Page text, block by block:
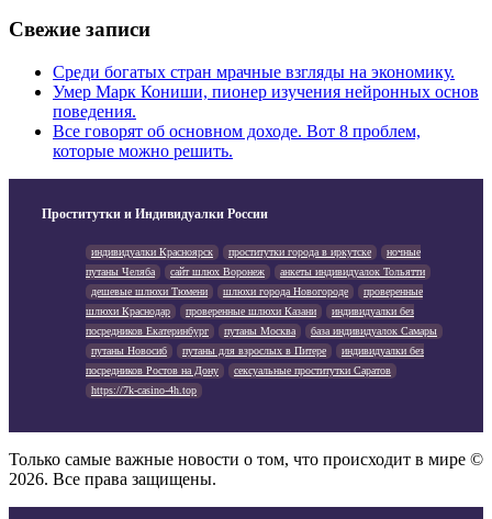
Свежие записи
Среди богатых стран мрачные взгляды на экономику.
Умер Марк Кониши, пионер изучения нейронных основ
поведения.
Все говорят об основном доходе. Вот 8 проблем,
которые можно решить.
Проститутки и Индивидуалки России
индивидуалки Красноярск проститутки города в иркутске
ночные
путаны Челяба
сайт шлюх Воронеж
анкеты индивидуалок Тольятти
дешевые шлюхи Тюмени
шлюхи города Новогороде
проверенные
шлюхи Краснодар
проверенные шлюхи Казани
индивидуалки без
посредников Екатеринбург
путаны Москва
база индивидуалок Самары
путаны Новосиб
путаны для взрослых в Питере
индивидуалки без
посредников Ростов на Дону
сексуальные проститутки Саратов
https://7k-casino-4h.top
Только самые важные новости о том, что происходит в мире ©
2026. Все права защищены.